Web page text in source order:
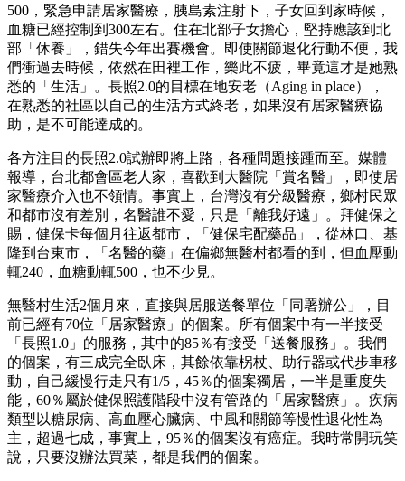
500，緊急申請居家醫療，胰島素注射下，子女回到家時候，
血糖已經控制到300左右。住在北部子女擔心，堅持應該到北
部「休養」，錯失今年出賽機會。即使關節退化行動不便，我
們衝過去時候，依然在田裡工作，樂此不疲，畢竟這才是她熟
悉的「生活」。長照2.0的目標在地安老（Aging in place），
在熟悉的社區以自己的生活方式終老，如果沒有居家醫療協
助，是不可能達成的。
各方注目的長照2.0試辦即將上路，各種問題接踵而至。媒體
報導，台北都會區老人家，喜歡到大醫院「賞名醫」，即使居
家醫療介入也不領情。事實上，台灣沒有分級醫療，鄉村民眾
和都市沒有差別，名醫誰不愛，只是「離我好遠」。拜健保之
賜，健保卡每個月往返都市，「健保宅配藥品」，從林口、基
隆到台東市，「名醫的藥」在偏鄉無醫村都看的到，但血壓動
輒240，血糖動輒500，也不少見。
無醫村生活2個月來，直接與居服送餐單位「同署辦公」，目
前已經有70位「居家醫療」的個案。所有個案中有一半接受
「長照1.0」的服務，其中的85％有接受「送餐服務」。我們
的個案，有三成完全臥床，其餘依靠柺杖、助行器或代步車移
動，自己緩慢行走只有1/5，45％的個案獨居，一半是重度失
能，60％屬於健保照護階段中沒有管路的「居家醫療」。疾病
類型以糖尿病、高血壓心臟病、中風和關節等慢性退化性為
主，超過七成，事實上，95％的個案沒有癌症。我時常開玩笑
說，只要沒辦法買菜，都是我們的個案。